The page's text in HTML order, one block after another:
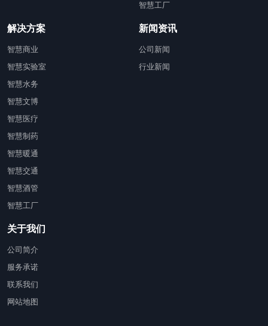
智慧工厂
解决方案
智慧商业
智慧实验室
智慧水务
智慧文博
智慧医疗
智慧制药
智慧暖通
智慧交通
智慧酒管
智慧工厂
新闻资讯
公司新闻
行业新闻
关于我们
公司简介
服务承诺
联系我们
网站地图